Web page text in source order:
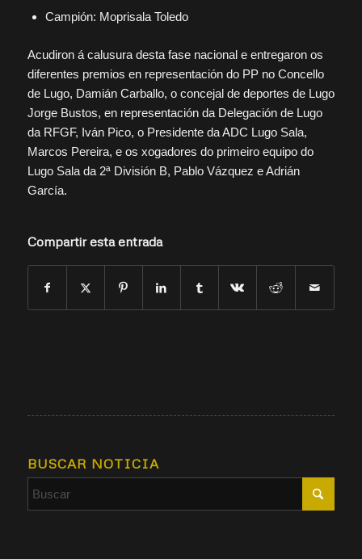
Campión: Moprisala Toledo
Acudiron á calusura desta fase nacional e entregaron os
diferentes premios en representación do PP no Concello
de Lugo, Damián Carballo, o concejal de deportes de Lugo
Jorge Bustos, en representación da Delegación de Lugo
da RFGF, Iván Pico, o Presidente da ADC Lugo Sala,
Marcos Pereira, e os xogadores do primeiro equipo do
Lugo Sala da 2ª División B, Pablo Vázquez e Adrián
García.
Compartir esta entrada
BUSCAR NOTICIA